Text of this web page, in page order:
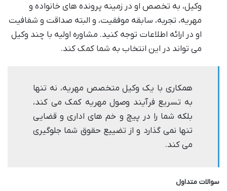
وکیل، به تخصص او در زمینه پرونده های خانواده و
مهریه، تجربه، سابقه موفقیت، و البته صداقت و شفافیت
او در ارائه اطلاعات توجه کنید. مشاوره اولیه با چند وکیل
می تواند در این انتخاب به شما کمک کند.
همکاری با یک وکیل متخصص مهریه، نه تنها
به تسریع فرآیند وصول مهریه کمک می کند،
بلکه شما را در پیچ و خم های اداری و قضایی
تنها نمی گذارد و از تضییع حقوق شما جلوگیری
می کند.
سوالات متداول